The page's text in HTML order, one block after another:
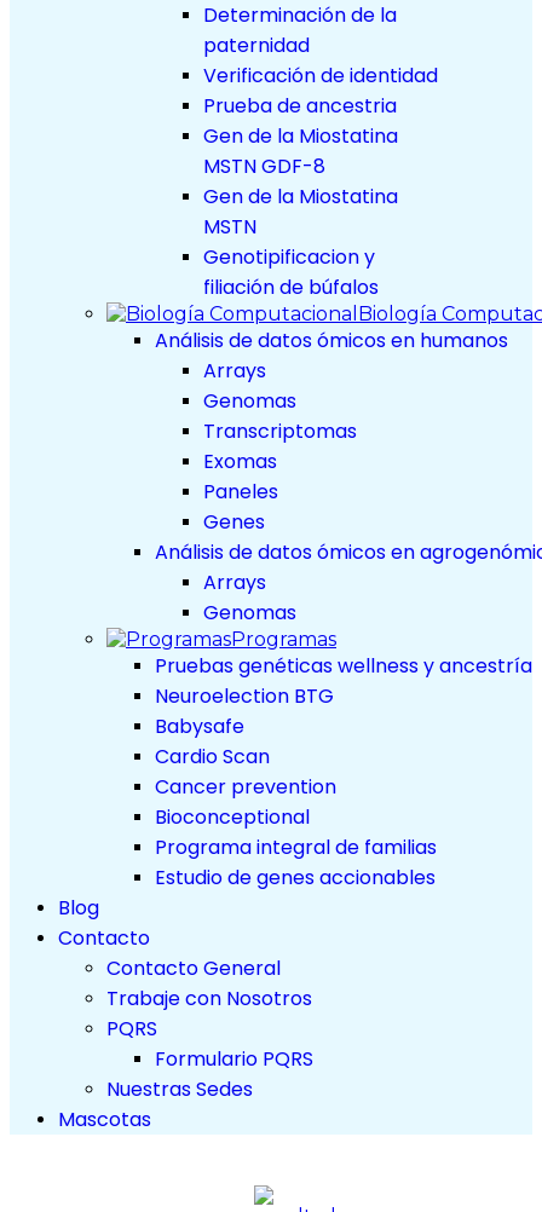
Determinación de la
paternidad
Verificación de identidad
Prueba de ancestria
Gen de la Miostatina
MSTN GDF-8
Gen de la Miostatina
MSTN
Genotipificacion y
filiación de búfalos
Biología
Análisis de datos ómicos en humanos
Arrays
Genomas
Transcriptomas
Exomas
Paneles
Genes
Análisis de datos ómicos en
Arrays
Genomas
Programas
Pruebas genéticas wellness y ancestría
Neuroelection BTG
Babysafe
Cardio Scan
Cancer prevention
Bioconceptional
Programa integral de familias
Estudio de genes accionables
Blog
Contacto
Contacto General
Trabaje con Nosotros
PQRS
Formulario PQRS
Nuestras Sedes
Mascotas